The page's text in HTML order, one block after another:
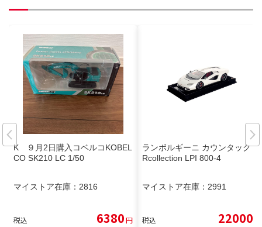
K ９月2日購入コベルコKOBEL
CO SK210 LC 1/50
マイストア在庫： 2816
税込 6380円
ランボルギーニ カウンタック M
Rcollection LPI 800-4
マイストア在庫： 2991
税込 22000